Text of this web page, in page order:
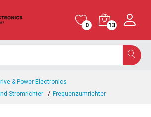
0 13
& Power Electronics
Stromrichter
Frequenzumrichter